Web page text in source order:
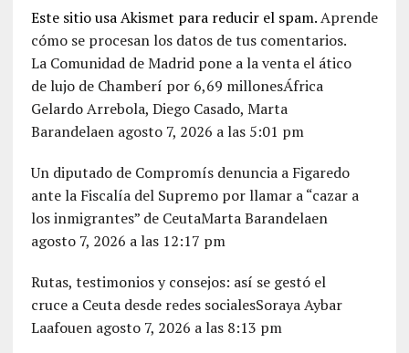
Este sitio usa Akismet para reducir el spam.Aprende
cómo se procesan los datos de tus comentarios.
La Comunidad de Madrid pone a la venta el ático
de lujo de Chamberí por 6,69 millonesÁfrica
Gelardo Arrebola, Diego Casado, Marta
Barandelaen agosto 7, 2026 a las 5:01 pm
Un diputado de Compromís denuncia a Figaredo
ante la Fiscalía del Supremo por llamar a “cazar a
los inmigrantes” de CeutaMarta Barandelaen
agosto 7, 2026 a las 12:17 pm
Rutas, testimonios y consejos: así se gestó el
cruce a Ceuta desde redes socialesSoraya Aybar
Laafouen agosto 7, 2026 a las 8:13 pm